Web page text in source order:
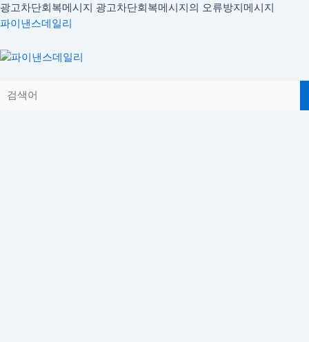
광고차단회복메시지 광고차단회복메시지의 오류방지메시지
파이낸스데일리